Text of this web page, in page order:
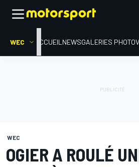
WEC ACCUEIL NEWSGALERIES PHOTO
WEC
OGIER A ROULÉ